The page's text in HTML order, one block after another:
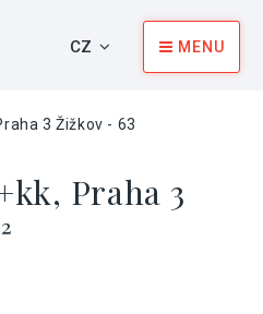
CZ MENU
3 Žižkov - 63
Praha 3